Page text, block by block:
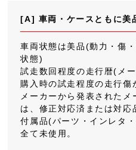
[A] 車両・ケースともに美
車両状態は美品(動力・傷
状態)
試走数回程度の走行暦(メ
購入時の試走程度の走行傷
メーカーから発表された
は、修正対応済または対応
付属品(パーツ・インレタ
全て未使用。